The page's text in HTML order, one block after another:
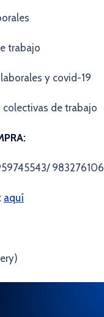
trabajo
y covid-19
colectivas de trabajo
983276106
aquí